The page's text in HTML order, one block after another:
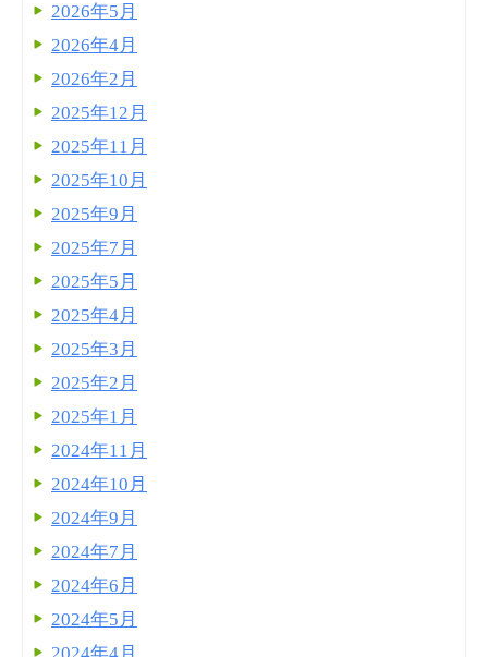
2026年5月
2026年4月
2026年2月
2025年12月
2025年11月
2025年10月
2025年9月
2025年7月
2025年5月
2025年4月
2025年3月
2025年2月
2025年1月
2024年11月
2024年10月
2024年9月
2024年7月
2024年6月
2024年5月